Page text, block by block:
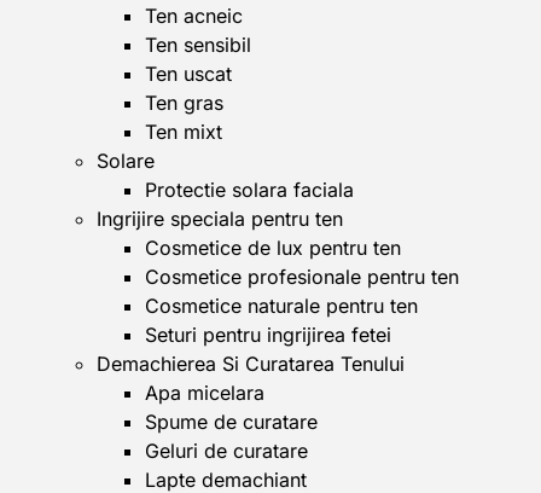
Ten acneic
Ten sensibil
Ten uscat
Ten gras
Ten mixt
Solare
Protectie solara faciala
Ingrijire speciala pentru ten
Cosmetice de lux pentru ten
Cosmetice profesionale pentru ten
Cosmetice naturale pentru ten
Seturi pentru ingrijirea fetei
Demachierea Si Curatarea Tenului
Apa micelara
Spume de curatare
Geluri de curatare
Lapte demachiant